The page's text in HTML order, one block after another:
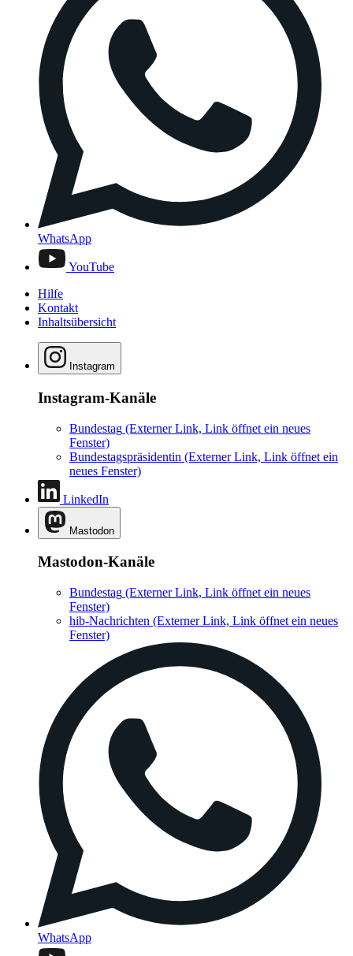
WhatsApp
YouTube
Hilfe
Kontakt
Inhaltsübersicht
Instagram
Instagram-Kanäle
Bundestag (Externer Link, Link öffnet ein neues
Fenster)
Bundestagspräsidentin (Externer Link, Link öffnet ein
neues Fenster)
LinkedIn
Mastodon
Mastodon-Kanäle
Bundestag (Externer Link, Link öffnet ein neues
Fenster)
hib-Nachrichten (Externer Link, Link öffnet ein neues
Fenster)
WhatsApp